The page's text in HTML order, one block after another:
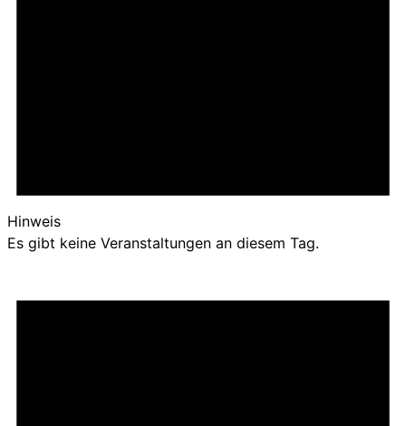
Hinweis
Es gibt keine Veranstaltungen an diesem Tag.